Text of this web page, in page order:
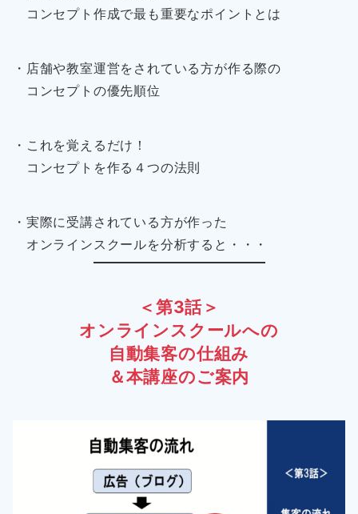
コンセプト作成で最も重要なポイントとは
・店舗や教室運営をされている方が作る際の
コンセプトの優先順位
・これを覚えるだけ！
コンセプトを作る４つの法則
・実際に受講されている方が作った
オンラインスクールを分析すると・・・
＜第3話＞
オンラインスクールへの
自動集客の仕組み
＆本講座のご案内